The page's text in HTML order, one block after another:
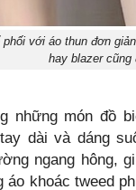
với áo thun đơn
hay blazer cũng
những món đồ
dài và dáng
ngang hông,
áo khoác tweed